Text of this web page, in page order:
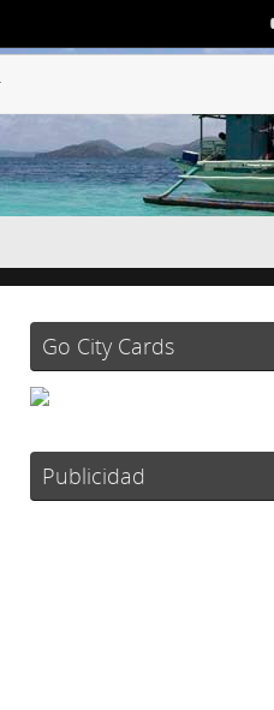
Go City Cards
Publicidad